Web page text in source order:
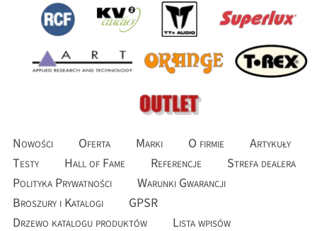
Nowości Oferta Marki O firmie
Artykuły
Testy
Hall of Fame Referencje
Strefa dealera
Polityka Prywatności
Warunki Gwarancji
Broszury i Katalogi
GPSR
Drzewo katalogu produktów
Lista wpisów